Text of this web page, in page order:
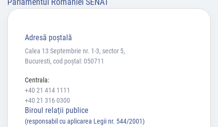
Adresă poştală
Calea 13 Septembrie nr. 1-3, sector 5,
Bucuresti, cod poștal: 050711
Centrala:
+40 21 414 1111
+40 21 316 0300
Biroul relaţii publice
(responsabil cu aplicarea Legii nr. 544/2001)